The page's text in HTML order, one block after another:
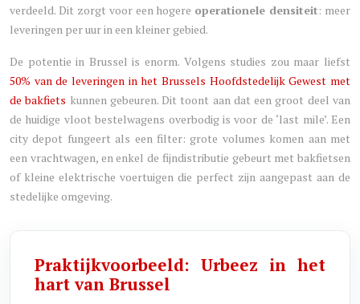
verdeeld. Dit zorgt voor een hogere operationele densiteit: meer
leveringen per uur in een kleiner gebied.
De potentie in Brussel is enorm. Volgens studies zou maar liefst
50% van de leveringen in het Brussels Hoofdstedelijk Gewest met
de bakfiets kunnen gebeuren. Dit toont aan dat een groot deel van
de huidige vloot bestelwagens overbodig is voor de ‘last mile’. Een
city depot fungeert als een filter: grote volumes komen aan met
een vrachtwagen, en enkel de fijndistributie gebeurt met bakfietsen
of kleine elektrische voertuigen die perfect zijn aangepast aan de
stedelijke omgeving.
Praktijkvoorbeeld: Urbeez in het
hart van Brussel